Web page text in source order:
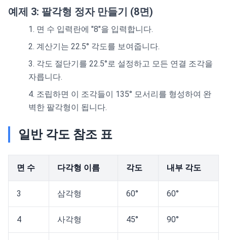
예제 3: 팔각형 정자 만들기 (8면)
면 수 입력란에 "8"을 입력합니다.
계산기는 22.5° 각도를 보여줍니다.
각도 절단기를 22.5°로 설정하고 모든 연결 조각을
자릅니다.
조립하면 이 조각들이 135° 모서리를 형성하여 완
벽한 팔각형이 됩니다.
일반 각도 참조 표
면 수 다각형 이름 각도 내부 각도
3 삼각형 60° 60°
4 사각형 45° 90°